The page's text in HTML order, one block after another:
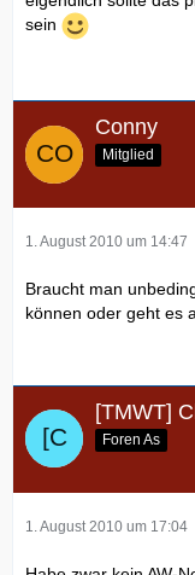
sein
Conny
Mitglied
1. August 2010 um 14:47
Braucht man
können oder geht es
[TMWT]
Foren As
1. August 2010 um 17:04